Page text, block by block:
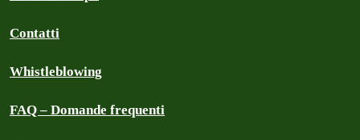
Contatti
Whistleblowing
FAQ – Domande frequenti